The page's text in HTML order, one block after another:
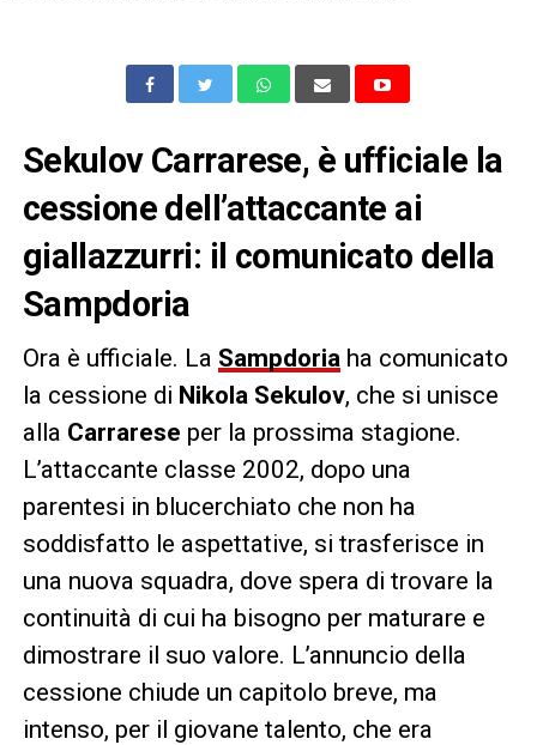
Sekulov Carrarese, è ufficiale la
cessione dell’attaccante ai
giallazzurri: il comunicato della
Sampdoria
Ora è ufficiale. La Sampdoria ha comunicato
la cessione di Nikola Sekulov, che si unisce
alla Carrarese per la prossima stagione.
L’attaccante classe 2002, dopo una
parentesi in blucerchiato che non ha
soddisfatto le aspettative, si trasferisce in
una nuova squadra, dove spera di trovare la
continuità di cui ha bisogno per maturare e
dimostrare il suo valore. L’annuncio della
cessione chiude un capitolo breve, ma
intenso, per il giovane talento, che era